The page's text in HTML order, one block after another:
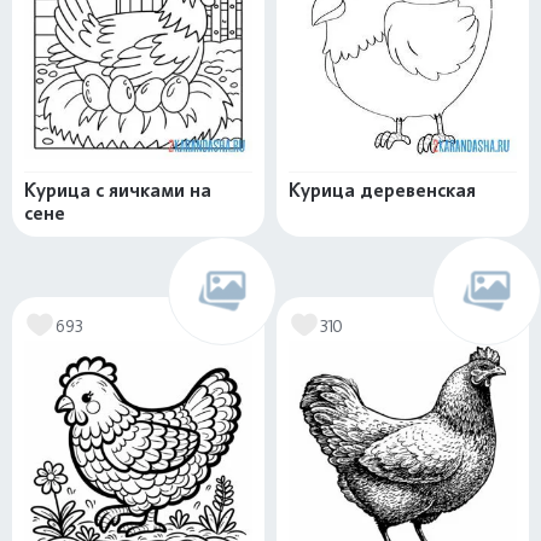
Курица с яичками на
сене
Курица деревенская
693 310